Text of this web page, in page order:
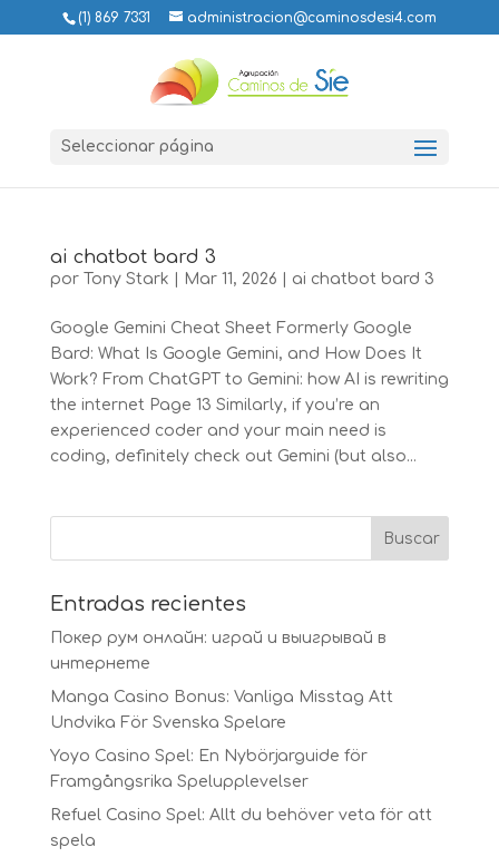
(1) 869 7331 administracion@caminosdesi4.com
Seleccionar página
ai chatbot bard 3
por Tony Stark Mar 11, 2026 ai chatbot bard 3
Google Gemini Cheat Sheet Formerly Google
Bard: What Is Google Gemini, and How Does It
Work? From ChatGPT to Gemini: how AI is rewriting
the internet Page 13 Similarly, if you’re an
experienced coder and your main need is
coding, definitely check out Gemini (but also...
Entradas recientes
Покер рум онлайн: играй и выигрывай в
интернете
Manga Casino Bonus: Vanliga Misstag Att
Undvika För Svenska Spelare
Yoyo Casino Spel: En Nybörjarguide för
Framgångsrika Spelupplevelser
Refuel Casino Spel: Allt du behöver veta för att
spela